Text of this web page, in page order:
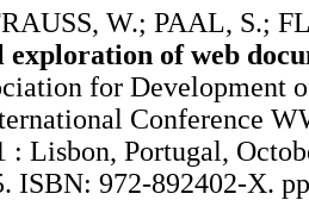
W.; PAAL, S.;
of web
for Development
Conference
: Lisbon, Portugal,
ISBN: 972-892402-X.